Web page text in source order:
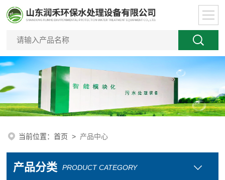
当前位置：首页 > 产品中心
产品分类 PRODUCT CATEGORY